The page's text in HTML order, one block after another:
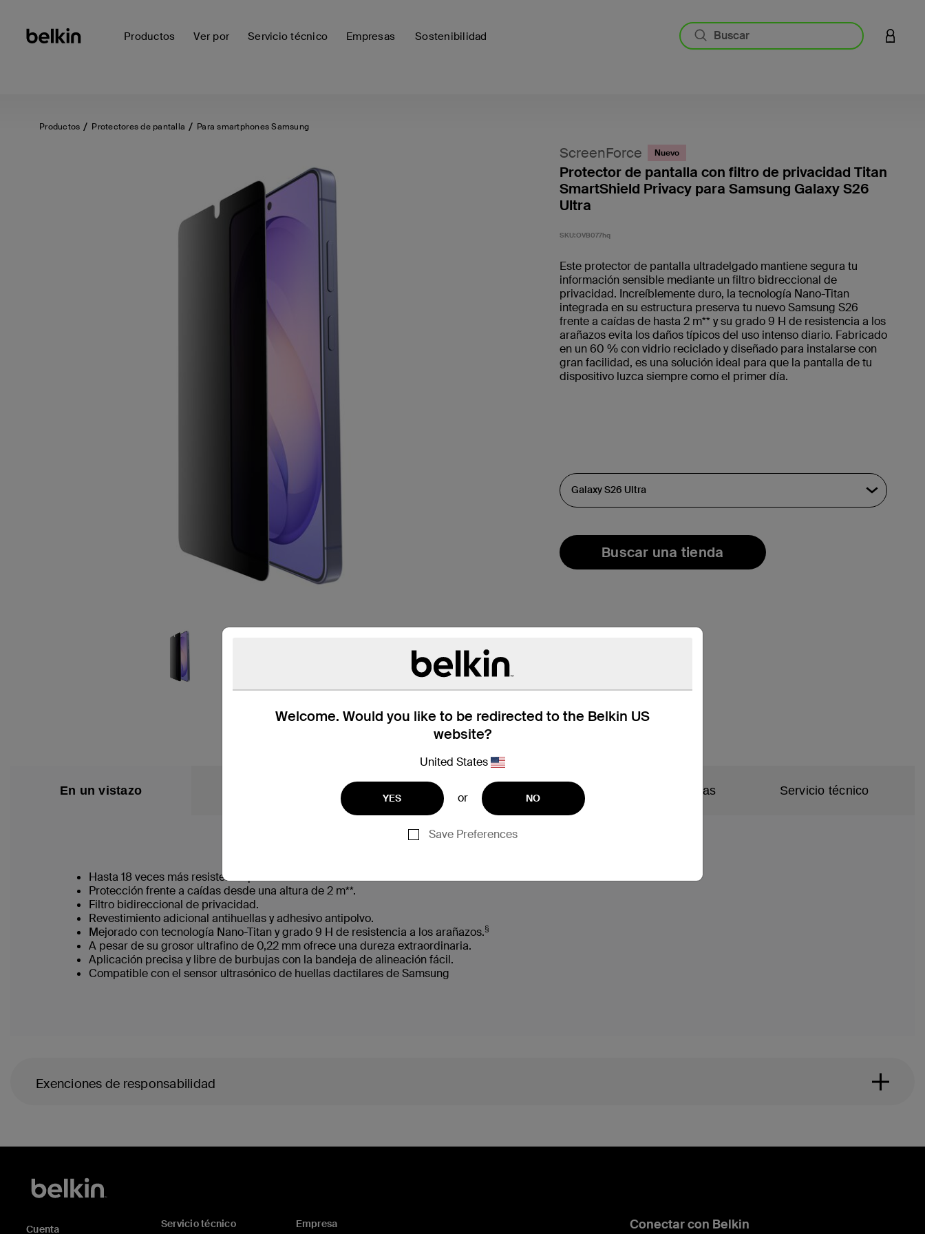
Productos Ver por Servicio técnico Empresas Sostenibilidad
Welcome. Would you like to be redirected to the Belkin US
website?
United States
YES or NO
Save Preferences
Productos Protectores de pantalla Para smartphones Samsung
ScreenForce Nuevo
Protector de pantalla con filtro de privacidad Titan
SmartShield Privacy para Samsung Galaxy S26
Ultra
SKU:OVB077hq
Este protector de pantalla ultradelgado mantiene segura tu
información sensible mediante un filtro bidreccional de
privacidad. Increíblemente duro, la tecnología Nano-Titan
integrada en su estructura preserva tu nuevo Samsung S26
frente a caídas de hasta 2 m** y su grado 9 H de resistencia a los
arañazos evita los daños típicos del uso intenso diario. Fabricado
en un 60 % con vidrio reciclado y diseñado para instalarse con
gran facilidad, es una solución ideal para que la pantalla de tu
dispositivo luzca siempre como el primer día.
Buscar una tienda
En un vistazo Compatibilidad Especificaciones técnicas Servicio técnico
Hasta 18 veces más resistente que el vidrio convencional*
Protección frente a caídas desde una altura de 2 m**.
Filtro bidireccional de privacidad.
Revestimiento adicional antihuellas y adhesivo antipolvo.
Mejorado con tecnología Nano-Titan y grado 9 H de resistencia a los arañazos.§
A pesar de su grosor ultrafino de 0,22 mm ofrece una dureza extraordinaria.
Aplicación precisa y libre de burbujas con la bandeja de alineación fácil.
Compatible con el sensor ultrasónico de huellas dactilares de Samsung
Exenciones de responsabilidad
Cuenta Servicio técnico Empresa Conectar con Belkin